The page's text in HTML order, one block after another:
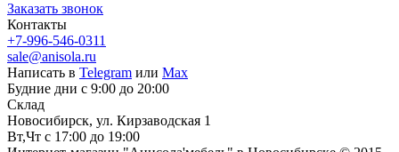
Заказать звонок
Контакты
+7-996-546-0311
sale@anisola.ru
Написать в Telegram или Max
Будние дни с 9:00 до 20:00
Склад
Новосибирск, ул. Кирзаводская 1
Вт,Чт с 17:00 до 19:00